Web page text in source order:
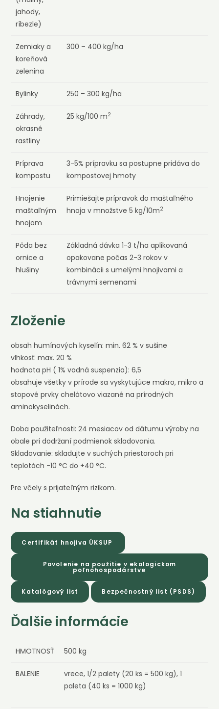
jahody,
ríbezle)
Zemiaky a
koreňová
zelenina
300 – 400 kg/ha
Bylinky 250 – 300 kg/ha
Záhrady,
okrasné
rastliny
25 kg/100 m2
Príprava
kompostu
3-5% prípravku sa postupne pridáva do
kompostovej hmoty
Hnojenie
maštaľným
hnojom
Primiešajte prípravok do maštaľného
hnoja v množstve 5 kg/10m2
Pôda bez
ornice a
hlušiny
Základná dávka 1-3 t/ha aplikovaná
opakovane počas 2-3 rokov v
kombinácii s umelými hnojivami a
trávnymi semenami
Zloženie
obsah humínových kyselín: min. 62 % v sušine
vlhkosť: max. 20 %
hodnota pH ( 1% vodná suspenzia): 6,5
obsahuje všetky v prírode sa vyskytujúce makro, mikro a
stopové prvky chelátovo viazané na prírodných
aminokyselinách.
Doba použiteľnosti: 24 mesiacov od dátumu výroby na
obale pri dodržaní podmienok skladovania.
Skladovanie: skladujte v suchých priestoroch pri
teplotách -10 °C do +40 °C.
Pre včely s prijateľným rizikom.
Na stiahnutie
Certifikát hnojiva ÚKSUP
Povolenie na použitie v ekologickom
poľnohospodárstve
Katalógový list Bezpečnostný list (PSDS)
Ďalšie informácie
HMOTNOSŤ 500 kg
BALENIE
vrece, 1/2 palety (20 ks = 500 kg), 1
paleta (40 ks = 1000 kg)